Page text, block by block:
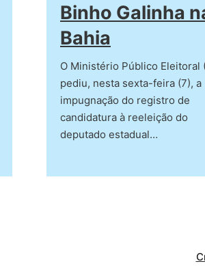
Binho Galinha
Bahia
O Ministério Público Eleitoral
pediu, nesta sexta-feira (7), a
impugnação do registro de
candidatura à reeleição do
deputado estadual…